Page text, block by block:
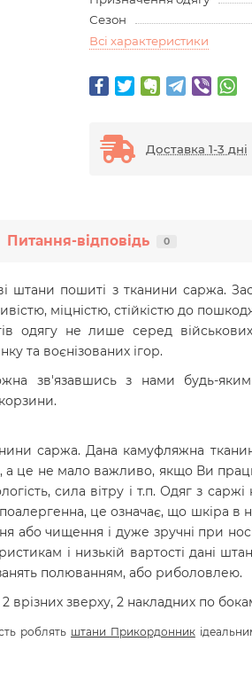
Сезон
Всі характеристики
Доставка 1-3 дні
Питання-відповідь 0
штани пошиті з тканини саржа.
міцністю, стійкістю до
одягу не лише серед
та воєнізованих ігор.
зв'язавшись з нами будь-
саржа. Дана камуфляжна
а це не мало важливо, якщо Ви
сила вітру і т.п. Одяг з
це означає, що шкіра
або чищення і дуже зручні при
і низькій вартості дані
полюванням, або риболовлею.
врізних зверху, 2 накладних по
роблять штани Прикордонник